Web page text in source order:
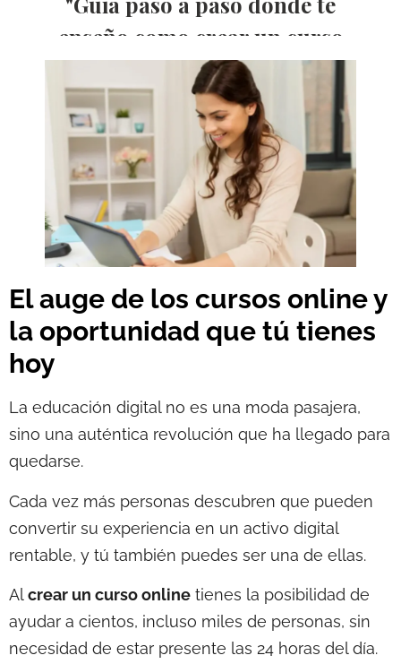
El auge de los cursos online y
la oportunidad que tú tienes
hoy
La educación digital no es una moda pasajera,
sino una auténtica revolución que ha llegado para
quedarse.
Cada vez más personas descubren que pueden
convertir su experiencia en un activo digital
rentable, y tú también puedes ser una de ellas.
Alcrear un curso online tienes la posibilidad de
ayudar a cientos, incluso miles de personas, sin
necesidad de estar presente las 24 horas del día.